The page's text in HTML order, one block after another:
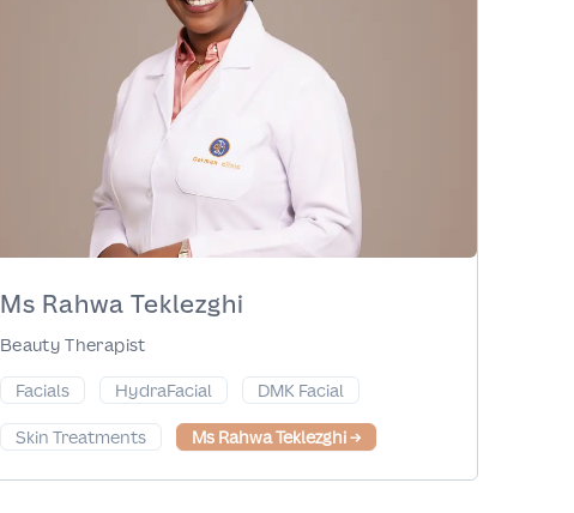
Ms Rahwa Teklezghi
Beauty Therapist
Facials
HydraFacial DMK Facial
Skin Treatments Ms Rahwa Teklezghi→